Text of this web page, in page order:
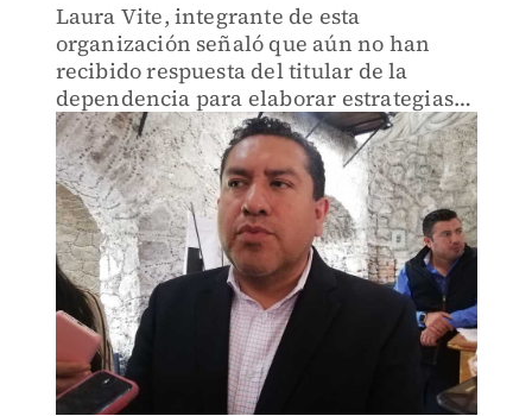
Laura Vite, integrante de esta
organización señaló que aún no han
recibido respuesta del titular de la
dependencia para elaborar estrategias
para retomar las actividades culturales